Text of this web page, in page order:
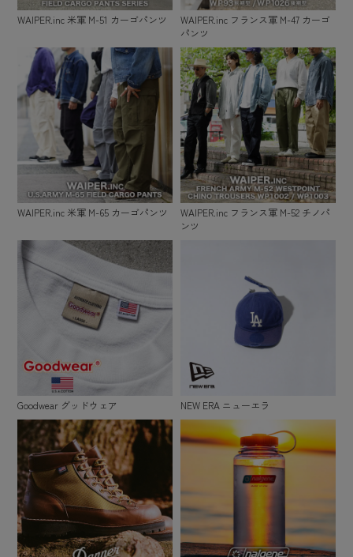
WAIPER.inc 米軍 M-51 カーゴパンツ
WAIPER.inc フランス軍 M-47 カーゴ
パンツ
WAIPER.inc 米軍 M-65 カーゴパンツ
WAIPER.inc フランス軍 M-52 チノパ
ンツ
Goodwear グッドウェア NEW ERA ニューエラ